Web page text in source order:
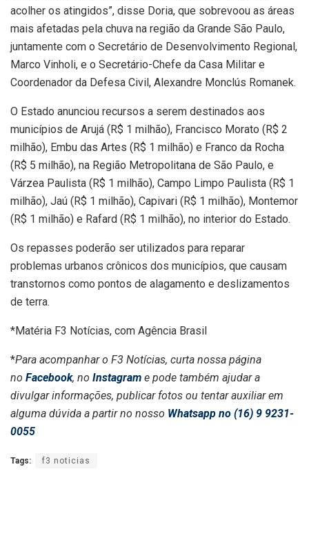
acolher os atingidos”, disse Doria, que sobrevoou as áreas
mais afetadas pela chuva na região da Grande São Paulo,
juntamente com o Secretário de Desenvolvimento Regional,
Marco Vinholi, e o Secretário-Chefe da Casa Militar e
Coordenador da Defesa Civil, Alexandre Monclús Romanek.
O Estado anunciou recursos a serem destinados aos
municípios de Arujá (R$ 1 milhão), Francisco Morato (R$ 2
milhão), Embu das Artes (R$ 1 milhão) e Franco da Rocha
(R$ 5 milhão), na Região Metropolitana de São Paulo, e
Várzea Paulista (R$ 1 milhão), Campo Limpo Paulista (R$ 1
milhão), Jaú (R$ 1 milhão), Capivari (R$ 1 milhão), Montemor
(R$ 1 milhão) e Rafard (R$ 1 milhão), no interior do Estado.
Os repasses poderão ser utilizados para reparar
problemas urbanos crônicos dos municípios, que causam
transtornos como pontos de alagamento e deslizamentos
de terra.
*Matéria F3 Notícias, com Agência Brasil
*Para acompanhar o F3 Notícias, curta nossa página
no Facebook, no Instagram e pode também ajudar a
divulgar informações, publicar fotos ou tentar auxiliar em
alguma dúvida a partir no nosso Whatsapp no (16) 9 9231-
0055
Tags: f3 noticias